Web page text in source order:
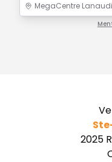
MegaCentre
2025